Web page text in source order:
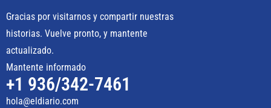
Gracias por visitarnos y compartir nuestras
historias. Vuelve pronto, y mantente
actualizado.
Mantente informado
+1 936/342-7461
hola@eldiario.com